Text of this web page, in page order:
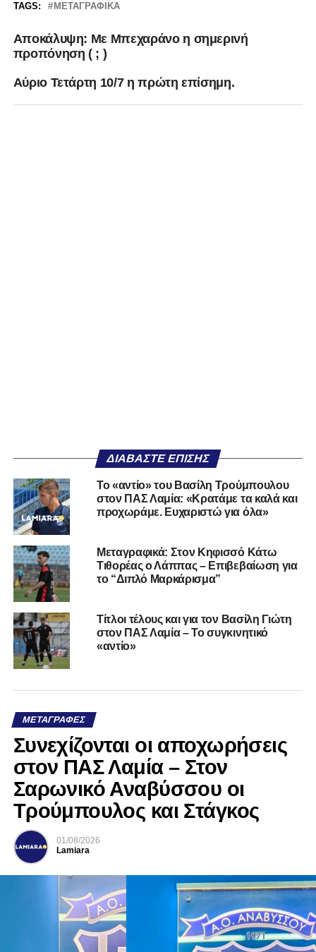
TAGS: ΜΕΤΑΓΡΑΦΙΚΆ
Aποκάλυψη: Με Μπεχαράνο η σημερινή
προπόνηση ( ; )
Αύριο Τετάρτη 10/7 η πρώτη επίσημη.
ΔΙΑΒΆΣΤΕ ΕΠΊΣΗΣ
Το «αντίο» του Βασίλη Τρούμπουλου
στον ΠΑΣ Λαμία: «Κρατάμε τα καλά και
προχωράμε. Ευχαριστώ για όλα»
Μεταγραφικά: Στον Κηφισσό Κάτω
Τιθορέας ο Λάππας – Επιβεβαίωση για
το “Διπλό Μαρκάρισμα”
Τίτλοι τέλους και για τον Βασίλη Γιώτη
στον ΠΑΣ Λαμία – Το συγκινητικό
«αντίο»
ΜΕΤΑΓΡΑΦΈΣ
Συνεχίζονται οι αποχωρήσεις
στον ΠΑΣ Λαμία – Στον
Σαρωνικό Αναβύσσου οι
Τρούμπουλος και Στάγκος
01/08/2026
Lamiara